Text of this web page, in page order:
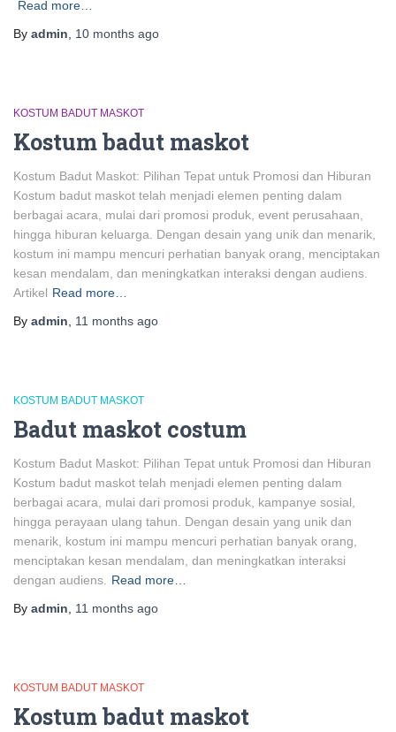
Read more…
By admin 10 months ago
KOSTUM BADUT MASKOT
Kostum badut maskot
Kostum Badut Maskot: Pilihan Tepat untuk Promosi dan Hiburan
Kostum badut maskot telah menjadi elemen penting dalam
berbagai acara, mulai dari promosi produk, event perusahaan,
hingga hiburan keluarga. Dengan desain yang unik dan menarik,
kostum ini mampu mencuri perhatian banyak orang, menciptakan
kesan mendalam, dan meningkatkan interaksi dengan audiens.
Artikel Read more…
By admin 11 months ago
KOSTUM BADUT MASKOT
Badut maskot costum
Kostum Badut Maskot: Pilihan Tepat untuk Promosi dan Hiburan
Kostum badut maskot telah menjadi elemen penting dalam
berbagai acara, mulai dari promosi produk, kampanye sosial,
hingga perayaan ulang tahun. Dengan desain yang unik dan
menarik, kostum ini mampu mencuri perhatian banyak orang,
menciptakan kesan mendalam, dan meningkatkan interaksi
dengan audiens.
Read more…
By admin 11 months ago
KOSTUM BADUT MASKOT
Kostum badut maskot